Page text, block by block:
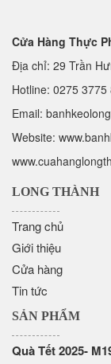
Cửa Hàng Thực
Địa chỉ: 29 Trần
Hotline: 0275 3775
Email:
Website: www.
LONG THÀNH
Trang chủ
Giới thiệu
Cửa hàng
Tin tức
SẢN PHẨM
Quà Tết 2025-